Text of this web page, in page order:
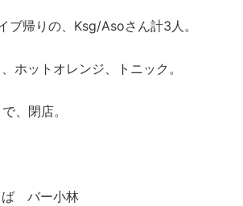
ブ帰りの、Ksg/Asoさん計3人。
ホットオレンジ、トニック。
、閉店。
ば バー小林